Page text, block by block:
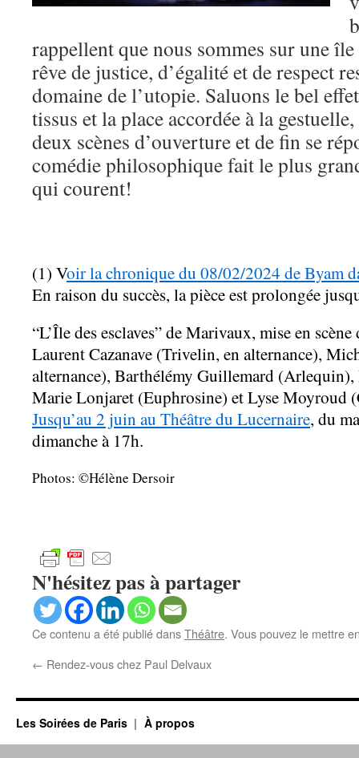
rappellent que nous sommes sur une
rêve de justice, d’égalité et de respect
domaine de l’utopie. Saluons le bel
tissus et la place accordée à la
deux scènes d’ouverture et de fin se
comédie philosophique fait le plus
qui courent!
(1) Voir la chronique du 08/02/2024 de Byam
En raison du succès, la pièce est prolongée
“L’Île des esclaves” de Marivaux, mise en
Laurent Cazanave (Trivelin, en alternance),
alternance), Barthélémy Guillemard
Marie Lonjaret (Euphrosine) et Lyse Moyroud
Jusqu’au 2 juin au Théâtre du Lucernaire, du
dimanche à 17h.
Photos: ©Hélène Dersoir
N'hésitez pas à partager
Ce contenu a été publié dansThéâtre. Vous pouvez le mettre
← Rendez-vous chez Paul Delvaux
Les Soirées de Paris À propos